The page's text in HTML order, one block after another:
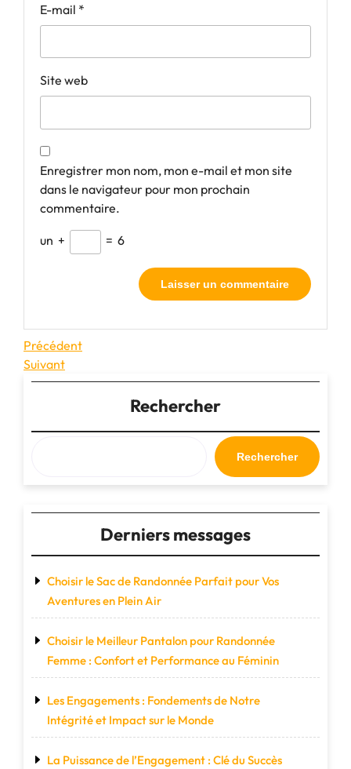
E-mail *
Site web
Enregistrer mon nom, mon e-mail et mon site
dans le navigateur pour mon prochain
commentaire.
un + = 6
Navigation
de
Article
précédent
Précédent
Article
suivant
Suivant
Rechercher
Rechercher
Derniers messages
Choisir le Sac de Randonnée Parfait pour Vos
Aventures en Plein Air
Choisir le Meilleur Pantalon pour Randonnée
Femme : Confort et Performance au Féminin
Les Engagements : Fondements de Notre
Intégrité et Impact sur le Monde
La Puissance de l’Engagement : Clé du Succès